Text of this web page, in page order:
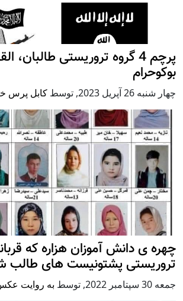
پرچم 4 گروه تروریستی
بوکوحرام
چهار شنبه 26 آپریل 2023 , توسط کابل پرس
چهره ی دانش آموزان هزاره که
تروریستی پشتونیست های طالب
جمعه 30 سپتامبر 2022 , توسط به روایت